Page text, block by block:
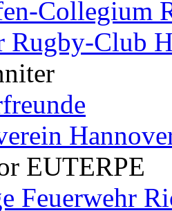
Collegium
Rugby-Club
EUTERPE
Feuerwehr